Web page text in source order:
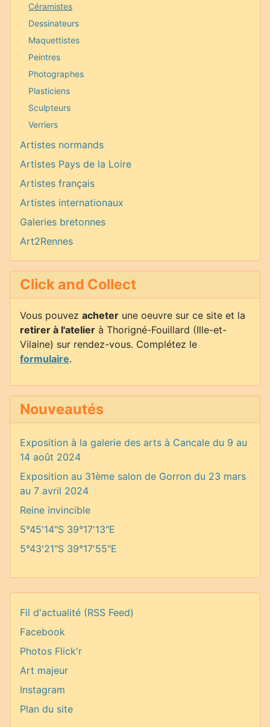
Céramistes
Dessinateurs
Maquettistes
Peintres
Photographes
Plasticiens
Sculpteurs
Verriers
Artistes normands
Artistes Pays de la Loire
Artistes français
Artistes internationaux
Galeries bretonnes
Art2Rennes
Click and Collect
Vous pouvez acheter une oeuvre sur ce site et la
retirer à l'atelier à Thorigné-Fouillard (Ille-et-
Vilaine) sur rendez-vous. Complétez le
formulaire.
Nouveautés
Exposition à la galerie des arts à Cancale du 9 au
14 août 2024
Exposition au 31ème salon de Gorron du 23 mars
au 7 avril 2024
Reine invincible
5°45'14"S 39°17'13"E
5°43'21"S 39°17'55"E
Fil d'actualité (RSS Feed)
Facebook
Photos Flick'r
Art majeur
Instagram
Plan du site